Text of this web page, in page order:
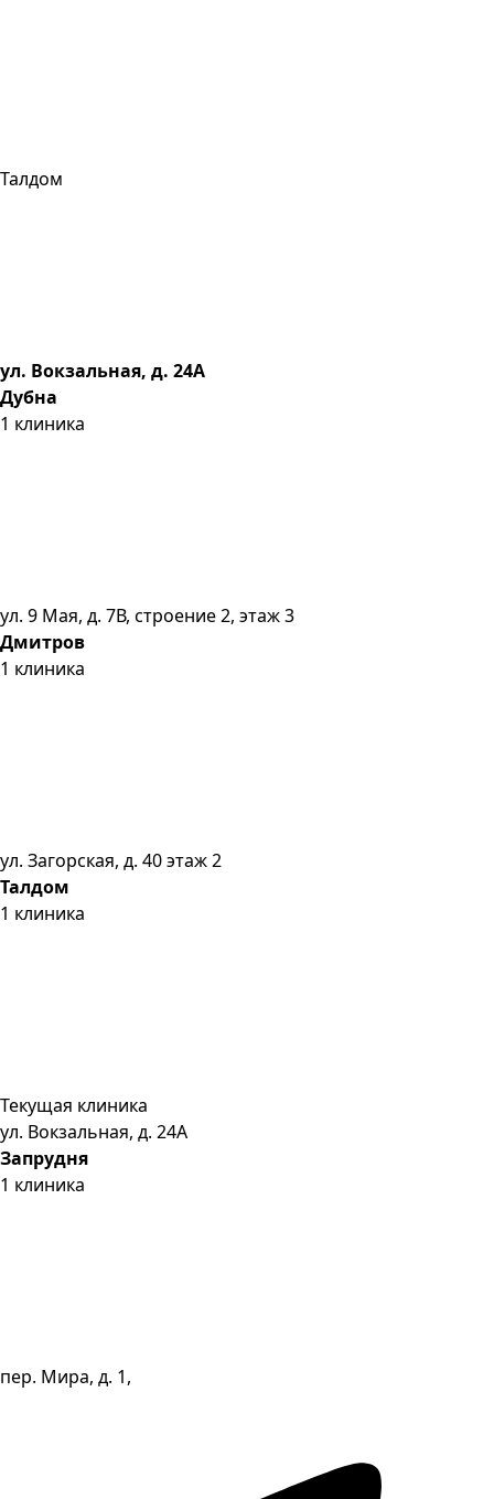
Талдом
ул. Вокзальная, д. 24А
Дубна
1 клиника
ул. 9 Мая, д. 7В, строение 2, этаж 3
Дмитров
1 клиника
ул. Загорская, д. 40 этаж 2
Талдом
1 клиника
Текущая клиника
ул. Вокзальная, д. 24А
Запрудня
1 клиника
пер. Мира, д. 1,